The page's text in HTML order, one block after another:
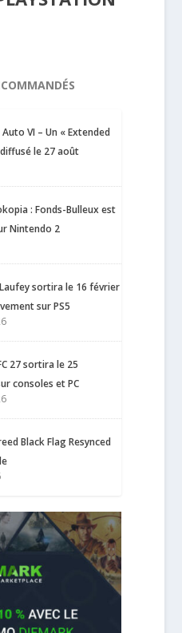
VI – Un « Extended
le 27 août
: Fonds-Bulleux est
Nintendo 2
sortira le 16 février
sur PS5
27 sortira le 25
consoles et PC
Black Flag Resynced